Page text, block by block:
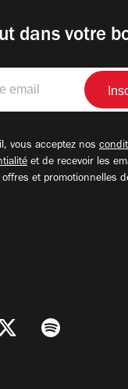
dans votre
vous acceptez nos
et de recevoir les
et promotionnelles